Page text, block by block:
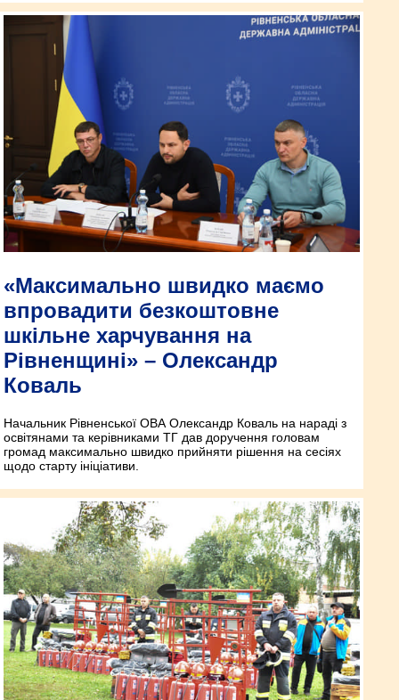
«Максимально швидко маємо
впровадити безкоштовне
шкільне харчування на
Рівненщині» – Олександр
Коваль
Начальник Рівненської ОВА Олександр Коваль на нараді з
освітянами та керівниками ТГ дав доручення головам
громад максимально швидко прийняти рішення на сесіях
щодо старту ініціативи.